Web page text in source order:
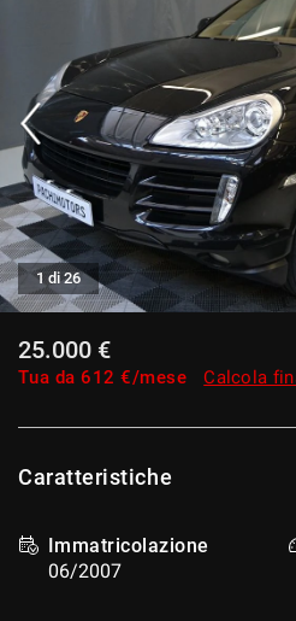
NEWS
1 di 26
25.000 €
Tua da612 €/mese Calcola
Caratteristiche
Immatricolazione
06/2007
consenso
alle
tecnologie
di
tracciamento
che
adottiamo
per
offrire
le
e
svolgere
attività
seguito
ottenere
maggiori